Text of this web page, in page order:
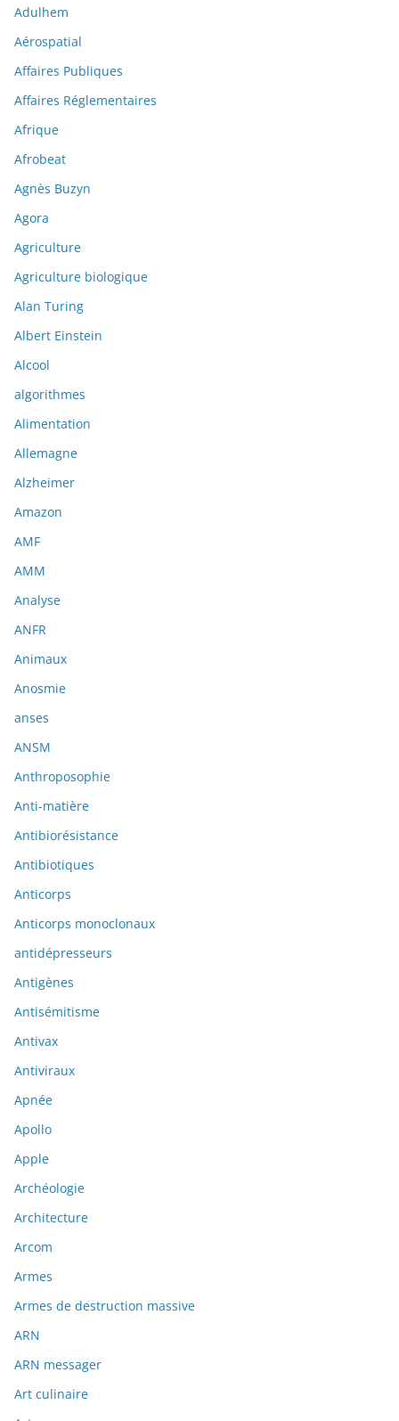
Adulhem
Aérospatial
Affaires Publiques
Affaires Réglementaires
Afrique
Afrobeat
Agnès Buzyn
Agora
Agriculture
Agriculture biologique
Alan Turing
Albert Einstein
Alcool
algorithmes
Alimentation
Allemagne
Alzheimer
Amazon
AMF
AMM
Analyse
ANFR
Animaux
Anosmie
anses
ANSM
Anthroposophie
Anti-matière
Antibiorésistance
Antibiotiques
Anticorps
Anticorps monoclonaux
antidépresseurs
Antigènes
Antisémitisme
Antivax
Antiviraux
Apnée
Apollo
Apple
Archéologie
Architecture
Arcom
Armes
Armes de destruction massive
ARN
ARN messager
Art culinaire